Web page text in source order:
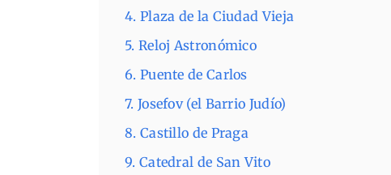
4. Plaza de la Ciudad Vieja
5. Reloj Astronómico
6. Puente de Carlos
7. Josefov (el Barrio Judío)
8. Castillo de Praga
9. Catedral de San Vito